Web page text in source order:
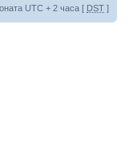
UTC + 2 часа [ DST ]